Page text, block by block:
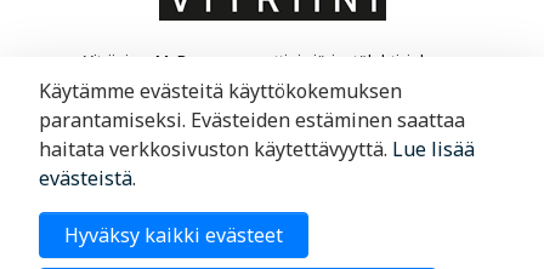
Vitriini on MaRa ry:n ammatti- ja järjestölehti, joka on
suunnattu matkailu- ja ravintola-alan yrittäjille ja
liikkeenjohdolle. Vitriini kertoo yrityksistä ja niiden
toimintaympäristöstä.
09 6220 200
Käytämme evästeitä käyttökokemuksen
parantamiseksi. Evästeiden estäminen saattaa
haitata verkkosivuston käytettävyyttä. Lue lisää
evästeistä.
Hyväksy kaikki evästeet